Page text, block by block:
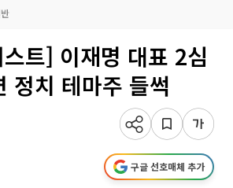
트] 이재명 대표 2심
정치 테마주 들썩
구글 선호매체 추가